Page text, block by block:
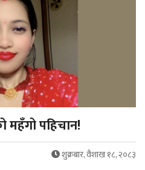
महँगो पहिचान!
शुक्रबार, वैशाख १८, २०८३